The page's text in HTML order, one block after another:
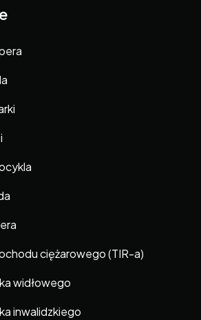
ciężarowego (TIR-a)
widłowego
inwalidzkiego